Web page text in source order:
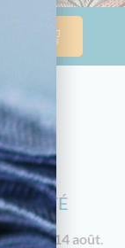
EST
D'ÉTÉ
14 août